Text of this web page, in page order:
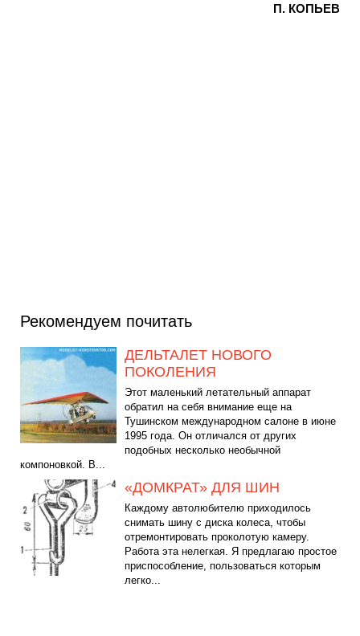
П. КОПЬЕВ
Рекомендуем почитать
ДЕЛЬТАЛЕТ НОВОГО
ПОКОЛЕНИЯ
Этот маленький летательный аппарат
обратил на себя внимание еще на
Тушинском международном салоне в июне
1995 года. Он отличался от других
подобных несколько необычной
компоновкой. В...
«ДОМКРАТ» ДЛЯ ШИН
Каждому автолюбителю приходилось
снимать шину с диска колеса, чтобы
отремонтировать проколотую камеру.
Работа эта нелегкая. Я предлагаю простое
приспособление, пользоваться которым
легко...